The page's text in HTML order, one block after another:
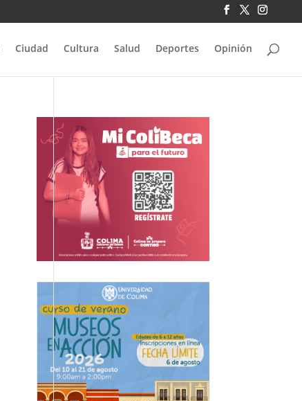
Ciudad Cultura Salud Deportes Opinión